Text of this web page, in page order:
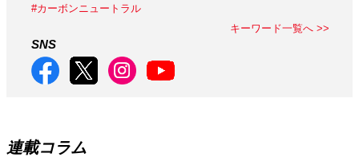
#カーボンニュートラル
キーワード一覧へ >>
SNS
連載コラム